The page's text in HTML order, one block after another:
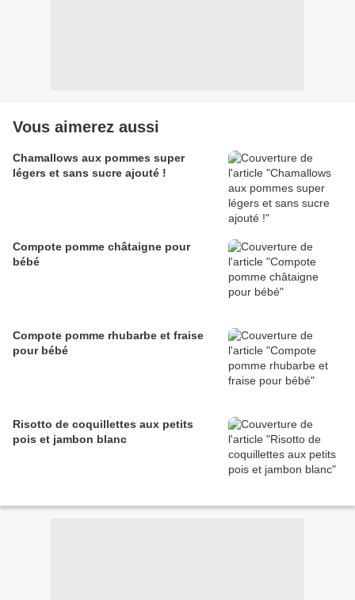
Vous aimerez aussi
Chamallows aux pommes super
légers et sans sucre ajouté !
Compote pomme châtaigne pour
bébé
Compote pomme rhubarbe et fraise
pour bébé
Risotto de coquillettes aux petits
pois et jambon blanc